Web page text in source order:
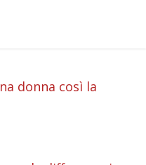
donna così la